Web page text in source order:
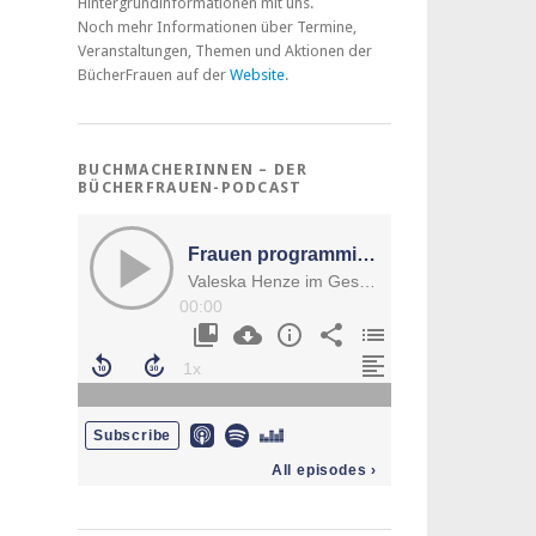
Noch mehr Informationen über Termine,
Veranstaltungen, Themen und Aktionen der
BücherFrauen auf der Website.
BUCHMACHERINNEN – DER
BÜCHERFRAUEN-PODCAST